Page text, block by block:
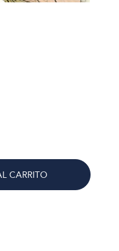
CARRITO